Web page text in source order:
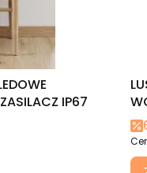
IP67